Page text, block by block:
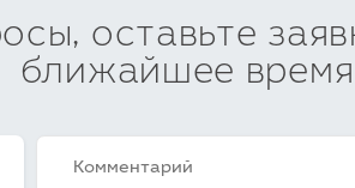
оставьте
ближайшее время